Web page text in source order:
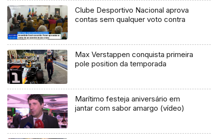
Clube Desportivo Nacional aprova
contas sem qualquer voto contra
Max Verstappen conquista primeira
pole position da temporada
Marítimo festeja aniversário em
jantar com sabor amargo (vídeo)